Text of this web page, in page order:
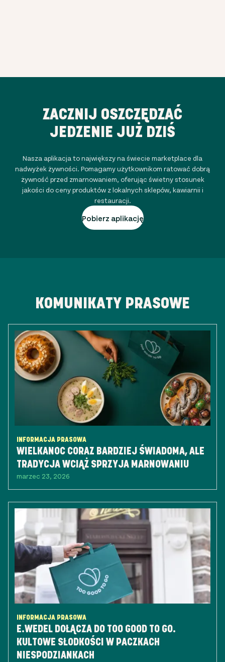
ZACZNIJ OSZCZĘDZAĆ
JEDZENIE JUŻ DZIŚ
Nasza aplikacja to największy na świecie marketplace dla
nadwyżek żywności. Pomagamy użytkownikom ratować dobrą
żywność przed zmarnowaniem, oferując świetny stosunek
jakości do ceny produktów z lokalnych sklepów, kawiarnii i
restauracji.
Pobierz aplikację
KOMUNIKATY PRASOWE
INFORMACJA PRASOWA
WIELKANOC CORAZ BARDZIEJ ŚWIADOMA, ALE
TRADYCJA WCIĄŻ SPRZYJA MARNOWANIU
marzec 23, 2026
INFORMACJA PRASOWA
E.WEDEL DOŁĄCZA DO TOO GOOD TO GO.
KULTOWE SŁODKOŚCI W PACZKACH
NIESPODZIANKACH